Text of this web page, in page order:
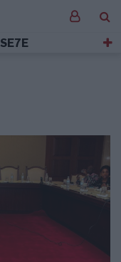
SE7E